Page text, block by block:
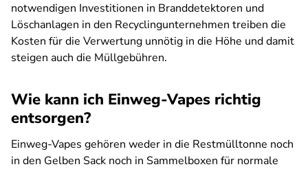
notwendigen Investitionen in Branddetektoren und
Löschanlagen in den Recyclingunternehmen treiben die
Kosten für die Verwertung unnötig in die Höhe und damit
steigen auch die Müllgebühren.
Wie kann ich Einweg-Vapes richtig
entsorgen?
Einweg-Vapes gehören weder in die Restmülltonne noch
in den Gelben Sack noch in Sammelboxen für normale